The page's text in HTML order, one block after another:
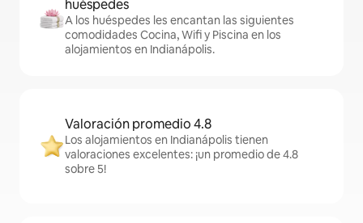
huéspedes
A los huéspedes les encantan las siguientes
comodidades Cocina, Wifi y Piscina en los
alojamientos en Indianápolis.
Valoración promedio 4.8
Los alojamientos en Indianápolis tienen
valoraciones excelentes: ¡un promedio de 4.8
sobre 5!